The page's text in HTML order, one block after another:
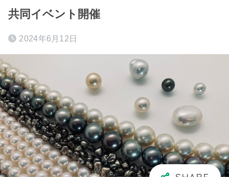
共同イベント開催
2024年6月12日